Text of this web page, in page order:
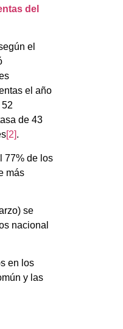
del
el
el año
de 43
[2].
77% de los
más
se
nacional
en los
y las